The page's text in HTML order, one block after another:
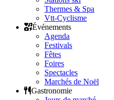
Thermes & Spa
Vtt-Cyclisme
Événements
Agenda
Festivals
Fêtes
Foires
Spectacles
Marchés de Noël
Gastronomie